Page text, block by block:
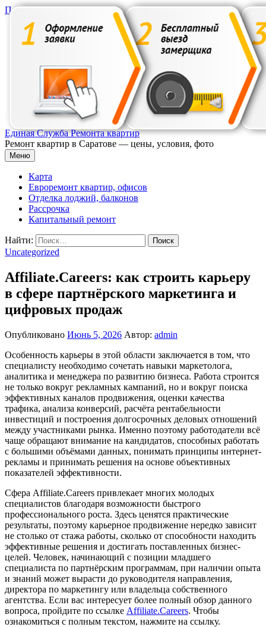
Перейти к содержимому
Единая Служба Ремонта квартир
Ремонт квартир в Саратове — цены, условия, фото
Меню
Карта
Евроремонт квартир, офисов
Отделка лоджий, балконов
Рассрочка
Капитальный ремонт
Найти:
Uncategorized
Affiliate.Careers: как строить карьеру
в сфере партнёрского маркетинга и
цифровых продаж
Опубликовано Июнь 5, 2026 Автор: admin
Особенность карьеры в этой области заключается в том, что
специалисту необходимо сочетать навыки маркетолога,
аналитика и менеджера по развитию бизнеса. Работа строится
не только вокруг рекламных кампаний, но и вокруг поиска
эффективных каналов продвижения, оценки качества
трафика, анализа конверсий, расчёта рентабельности
инвестиций и построения долгосрочных деловых отношений
между участниками рынка. Именно поэтому работодатели всё
чаще обращают внимание на кандидатов, способных работать
с большими объёмами данных, понимать принципы интернет-
рекламы и принимать решения на основе объективных
показателей эффективности.
Сфера Affiliate.Careers привлекает многих молодых
специалистов благодаря возможности быстрого
профессионального роста. Здесь ценятся практические
результаты, поэтому карьерное продвижение нередко зависит
не столько от стажа работы, сколько от способности находить
эффективные решения и достигать поставленных бизнес-
целей. Человек, начинающий с позиции младшего
специалиста по партнёрским программам, при наличии опыта
и знаний может вырасти до руководителя направления,
директора по маркетингу или владельца собственного
агентства. Если вас интересует более полный обзор данного
вопроса, пройдите по ссылке Affiliate.Careers. Чтобы
ознакомиться с полным текстом, нажмите на ссылку.